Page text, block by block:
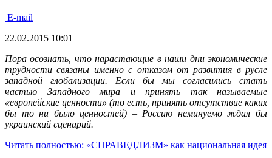
E-mail
22.02.2015 10:01
Пора осознать, что нарастающие в наши дни экономические
трудности связаны именно с отказом от развития в русле
западной глобализации. Если бы мы согласились стать
частью Западного мира и принять так называемые
«европейские ценности» (то есть, принять отсутствие каких
бы то ни было ценностей) – Россию неминуемо ждал бы
украинский сценарий.
Читать полностью: «СПРАВЕДЛИЗМ» как национальная идея